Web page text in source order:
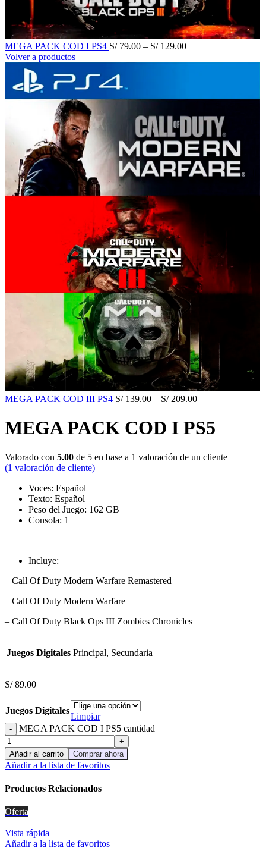
MEGA PACK COD I PS4 S/79.00 – S/129.00
Volver a productos
MEGA PACK COD III PS4 S/139.00 – S/209.00
MEGA PACK COD I PS5
Valorado con 5.00 de 5 en base a 1 valoración de un cliente
(1 valoración de cliente)
Voces: Español
Texto: Español
Peso del Juego: 162 GB
Consola: 1
Incluye:
– Call Of Duty Modern Warfare Remastered
– Call Of Duty Modern Warfare
– Call Of Duty Black Ops III Zombies Chronicles
Juegos Digitales Principal, Secundaria
S/89.00
Juegos Digitales
Limpiar
MEGA PACK COD I PS5 cantidad
Añadir al carrito Comprar ahora
Añadir a la lista de favoritos
Productos Relacionados
Oferta
Vista rápida
Añadir a la lista de favoritos